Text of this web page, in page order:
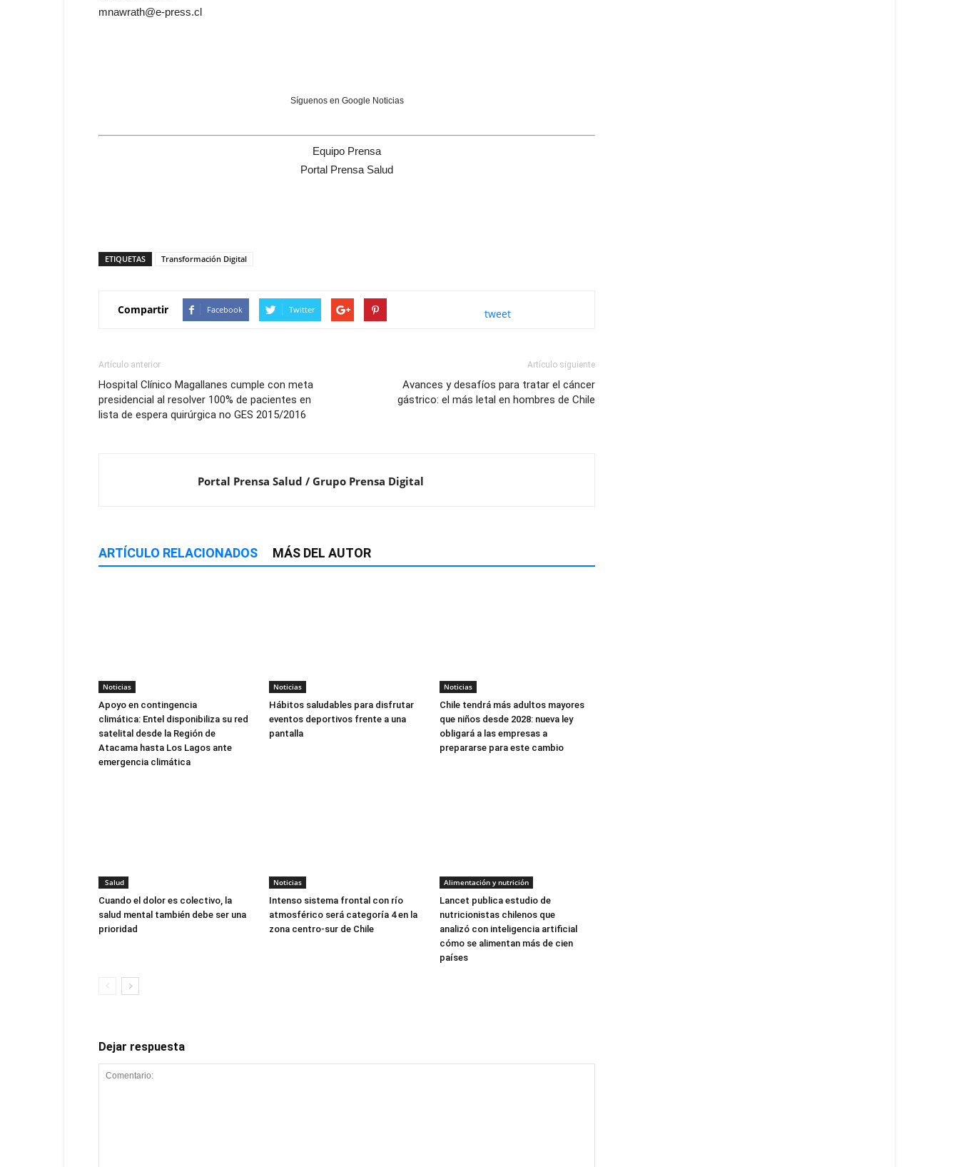
mnawrath@e-press.cl
Síguenos en Google Noticias
Equipo Prensa
Portal Prensa Salud
ETIQUETAS Transformación Digital
Compartir Facebook Twitter tweet
Artículo anterior
Hospital Clínico Magallanes cumple con meta
presidencial al resolver 100% de pacientes en
lista de espera quirúrgica no GES 2015/2016
Artículo siguiente
Avances y desafíos para tratar el cáncer
gástrico: el más letal en hombres de Chile
Portal Prensa Salud / Grupo Prensa Digital
ARTÍCULO RELACIONADOS MÁS DEL AUTOR
Noticias
Apoyo en contingencia
climática: Entel disponibiliza su red
satelital desde la Región de
Atacama hasta Los Lagos ante
emergencia climática
Noticias
Hábitos saludables para disfrutar
eventos deportivos frente a una
pantalla
Noticias
Chile tendrá más adultos mayores
que niños desde 2028: nueva ley
obligará a las empresas a
prepararse para este cambio
Salud
Cuando el dolor es colectivo, la
salud mental también debe ser una
prioridad
Noticias
Intenso sistema frontal con río
atmosférico será categoría 4 en la
zona centro-sur de Chile
Alimentación y nutrición
Lancet publica estudio de
nutricionistas chilenos que
analizó con inteligencia artificial
cómo se alimentan más de cien
países
Dejar respuesta